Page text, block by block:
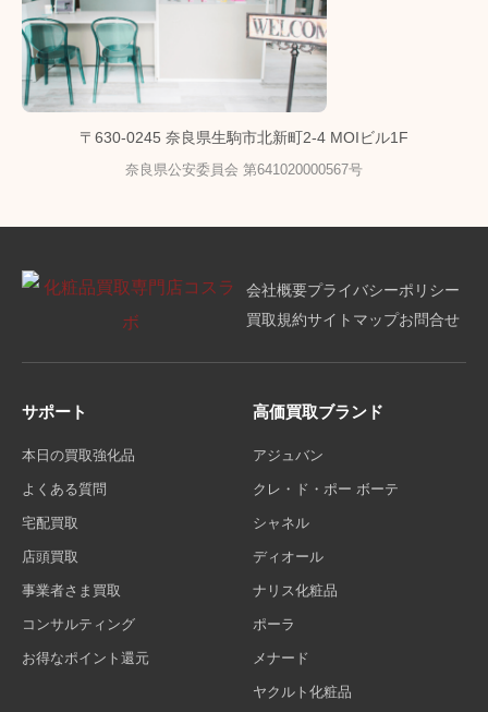
〒630-0245 奈良県生駒市北新町2-4 MOIビル1F
奈良県公安委員会 第641020000567号
会社概要プライバシーポリシー
買取規約サイトマップお問合せ
サポート
本日の買取強化品
よくある質問
宅配買取
店頭買取
事業者さま買取
コンサルティング
お得なポイント還元
高価買取ブランド
アジュバン
クレ・ド・ポー ボーテ
シャネル
ディオール
ナリス化粧品
ポーラ
メナード
ヤクルト化粧品